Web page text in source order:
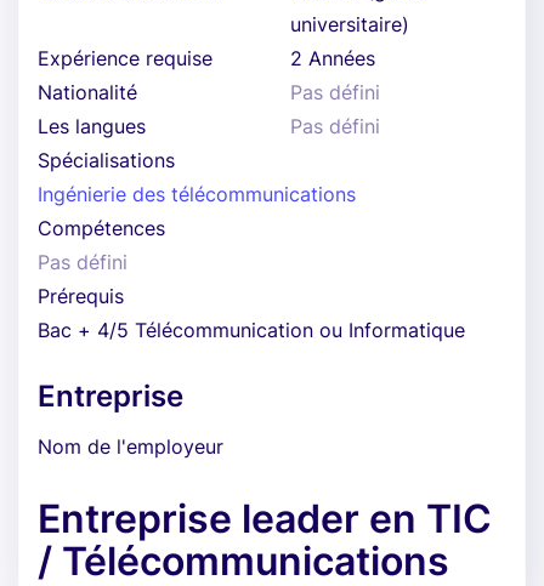
universitaire)
Expérience requise
2 Années
Nationalité
Pas défini
Les langues
Pas défini
Spécialisations
Ingénierie des télécommunications
Compétences
Pas défini
Prérequis
Bac + 4/5 Télécommunication ou Informatique
Entreprise
Nom de l'employeur
Entreprise leader en TIC
/ Télécommunications